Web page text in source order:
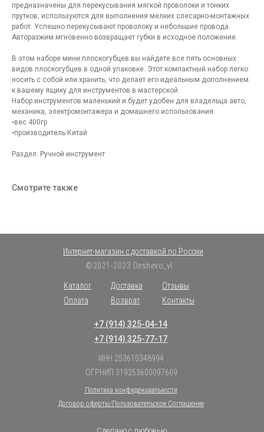
предназначены для перекусывания мягкой проволоки и тонких
прутков, используются для выполнения мелких слесарно-монтажных
работ. Успешно перекусывают проволоку и небольшие провода.
Авторазжим мгновенно возвращает губки в исходное положение.
В этом наборе мини плоскогубцев вы найдете все пять основных
видов плоскогубцев в одной упаковке. Этот компактный набор легко
носить с собой или хранить, что делает его идеальным дополнением
к вашему ящику для инструментов в мастерской.
Набор инструментов маленький и будет удобен для владельца авто,
механика, электромонтажера и домашнего использования.
•вес 400гр
•производитель Китай
Раздел: Ручной инструмент
Смотрите также
©2021-2023 Deshevo_vl
Каталог
Интернет-магазин с доставкой по России
Возврат
Отзывы
Оплата
Контакты
Доставка
ИНН 253610348994
ОГРНИП 319253600097609
Политика конфиденциальности
Договор оферты/Пользовательское Соглашение
+7 (914) 325-04-14
+7 (914) 325-77-17